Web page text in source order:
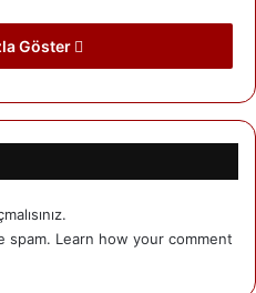
önemli rol oynayan
CNN’e konuşan
karşı özel harekat
çekilme kararının
zarar vereceğini savunuyor.
Göster
.
spam. Learn how your comment